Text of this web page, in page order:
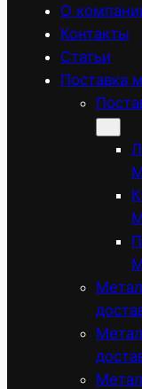
О
Контакты
Статьи
Поставка